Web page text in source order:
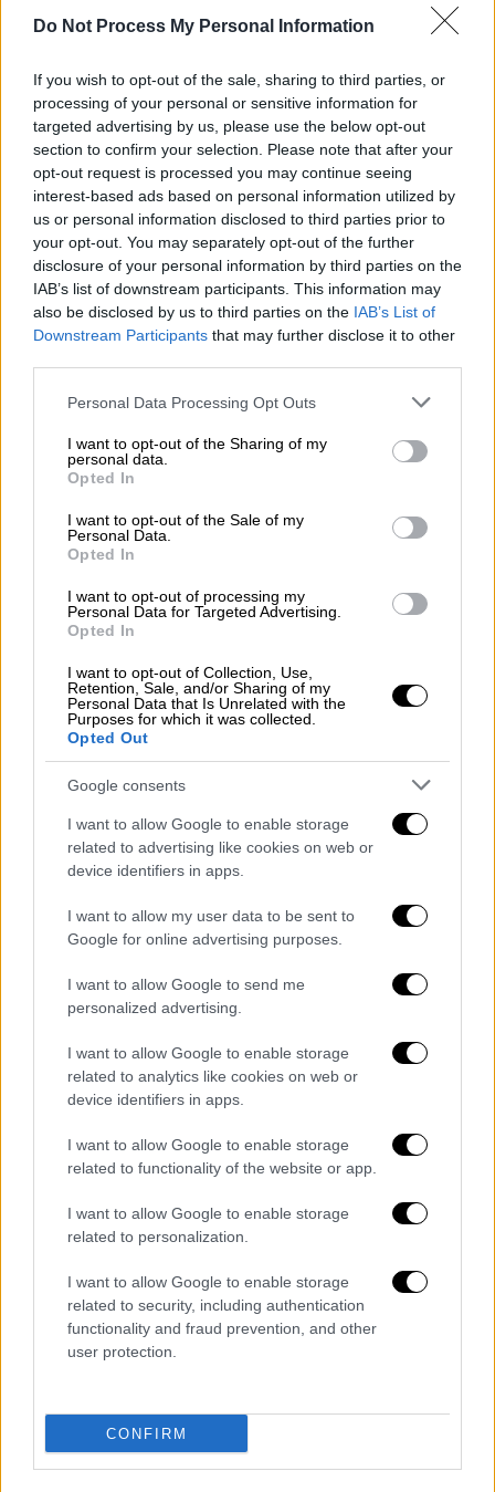
Do Not Process My Personal Information
If you wish to opt-out of the sale, sharing to third parties, or
processing of your personal or sensitive information for
targeted advertising by us, please use the below opt-out
section to confirm your selection. Please note that after your
opt-out request is processed you may continue seeing
interest-based ads based on personal information utilized by
us or personal information disclosed to third parties prior to
your opt-out. You may separately opt-out of the further
disclosure of your personal information by third parties on the
IAB’s list of downstream participants. This information may
also be disclosed by us to third parties on the IAB’s List of
Downstream Participants that may further disclose it to other
Please note that this website/app uses one or more Google
not limited to your visit or usage behaviour. You may click to
grant or deny consent to Google and its third-party tags to
use your data for below specified purposes in below Google
consent section.
Personal Data Processing Opt Outs
I want to opt-out of the Sharing of my
personal data.
Opted In
I want to opt-out of the Sale of my
Personal Data.
Opted In
I want to opt-out of processing my
Personal Data for Targeted Advertising.
Opted In
I want to opt-out of Collection, Use,
Retention, Sale, and/or Sharing of my
Personal Data that Is Unrelated with the
Purposes for which it was collected.
Opted Out
Google consents
I want to allow Google to enable storage
related to advertising like cookies on web or
device identifiers in apps.
I want to allow my user data to be sent to
Google for online advertising purposes.
I want to allow Google to send me
personalized advertising.
I want to allow Google to enable storage
related to analytics like cookies on web or
device identifiers in apps.
I want to allow Google to enable storage
related to functionality of the website or app.
I want to allow Google to enable storage
related to personalization.
I want to allow Google to enable storage
related to security, including authentication
functionality and fraud prevention, and other
user protection.
CONFIRM
Μια γυναίκα προσπαθεί να φέρει νέα
εξαντλημένο
Η εγκυμοσύνη στη Γάζα, σημειώνει,σημαίνει
ότι μια γυναίκα προσπαθεί να φέρει νέα ζωή
μέσα σε ένα σώμα ήδη εξαντλημένοαπό την
πείνα, το τραύμα και την καθημερινή
επιβίωση. Παρά τη συμφωνία κατάπαυσης
του πυρός που είχε ανακοινωθεί, οι
επιθέσεις συνεχίζονται σχεδόν καθημερινά,
ενώ εκατοντάδες παιδιά έχουν σκοτωθεί
τους τελευταίους μήνες.
Γιορτή της Μητέρας στη Γάζα: Εκεί που οι αγκαλιές
γίνονται ασπίδα για τις βόμβες
Η ίδια περιγράφει πωςπολλές γυναίκες
γεννούν ενώ φοβούνται ότι μπορεί να
βομβαρδιστούνανά πάσα στιγμή,
προσευχόμενες να επιζήσουν οι ίδιες και τα
μωρά τους. Όπως τονίζει, το ψυχολογικό
βάρος είναι συχνά το πιο καταστροφικό
κομμάτι αυτής της κρίσης. Κάθε έκρηξη ή
προκαλεί πανικό και αίσθηση άμεσης
απειλής.
Παράλληλα, οι αυστηροί περιορισμοί στην
είσοδο ανθρωπιστικής βοήθειας και
ελλείψεις. Οι έγκυες γυναίκες
δυσκολεύονται να βρουν βασικά τρόφιμα,
όπως λαχανικά ή κρέας, ενώ ακόμη και είδη
προσωπικής υγιεινής, όπως σερβιέτες,
καθαρό νερό ή σαμπουάν, θεωρούνται πλέον
δυσεύρετα.
Αυτές οι συνθήκες, εξηγεί, οδηγούν
καθημερινά σε περιστατικά
έντονου στρες, καταπονώντας τα σώματα
των γυναικών και αυξάνοντας τον κίνδυνο